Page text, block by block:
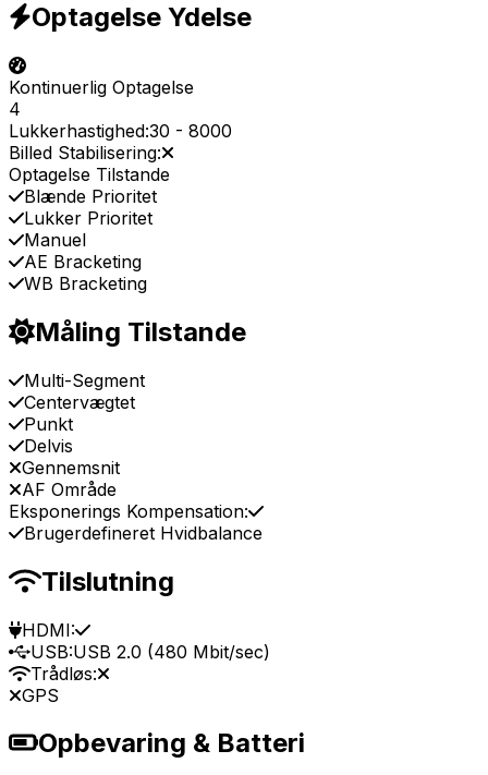
Optagelse Ydelse
Kontinuerlig Optagelse
4
Lukkerhastighed:30 - 8000
Billed Stabilisering:
Optagelse Tilstande
Blænde Prioritet
Lukker Prioritet
Manuel
AE Bracketing
WB Bracketing
Måling Tilstande
Multi-Segment
Centervægtet
Punkt
Delvis
Gennemsnit
AF Område
Eksponerings Kompensation:
Brugerdefineret Hvidbalance
Tilslutning
HDMI:
USB:USB 2.0 (480 Mbit/sec)
Trådløs:
GPS
Opbevaring & Batteri